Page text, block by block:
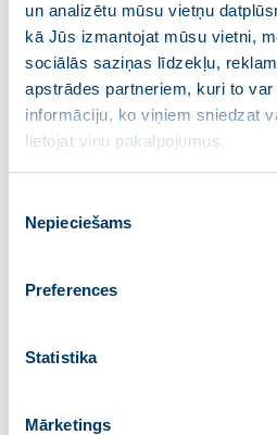
un analizētu mūsu vietņu
kā Jūs izmantojat mūsu vietni,
sociālās saziņas līdzekļu,
apstrādes partneriem, kuri to
informāciju, ko viņiem sniedzat
lietojat viņu pakalpojumus.
izvēle
Nepieciešams
Preferences
Statistika
Mārketings
“Tukuma pilsētai un
Vidzemei”, “Jēkabpils
“Latgales partiju” apvienībai ir
pašvaldību, tā Saeimas darbā.
valdes priekšsēdētājs ir
Kariņš.
partiju apvienības JAUNĀ
Tālr.: +371 25962348